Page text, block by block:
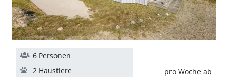
pro Woche ab
6 Personen
2 Haustiere